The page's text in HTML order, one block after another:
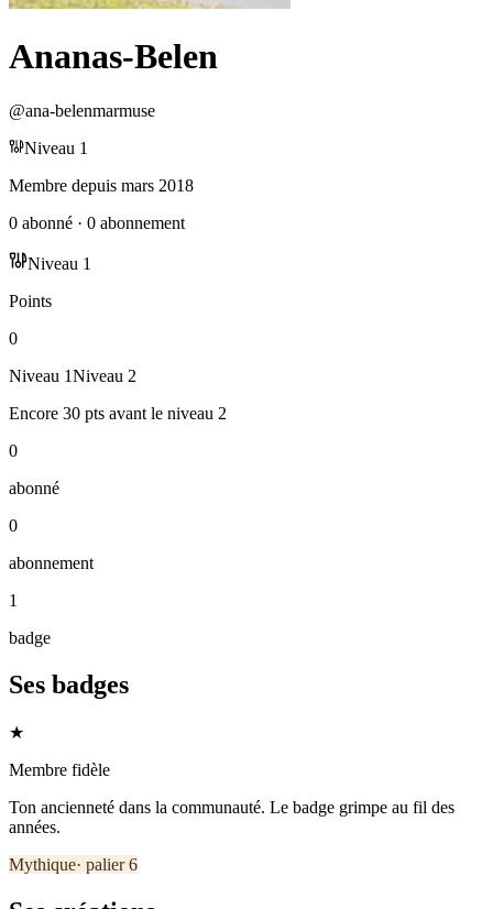
Ananas-Belen
@ana-belenmarmuse
Niveau 1
Membre depuis mars 2018
0 abonné · 0 abonnement
Niveau 1
Points
0
Niveau 1Niveau 2
Encore 30 pts avant le niveau 2
0
abonné
0
abonnement
1
badge
Ses badges
★
Membre fidèle
Ton ancienneté dans la communauté. Le badge grimpe au fil des
années.
Mythique· palier6